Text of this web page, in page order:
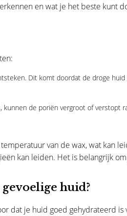
en wat je het beste kunt
Dit komt doordat de droge
kunnen de poriën vergroot of verstopt
van de wax, wat kan
kan leiden. Het is belangrijk
huid?
dat je huid goed gehydrateerd